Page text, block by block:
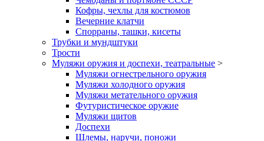
Кофры, чехлы для костюмов
Вечерние клатчи
Спорраны, ташки, кисеты
Трубки и мундштуки
Трости
Муляжи оружия и доспехи, театральные >
Муляжи огнестрельного оружия
Муляжи холодного оружия
Муляжи метательного оружия
Футуристическое оружие
Муляжи щитов
Доспехи
Шлемы, наручи, поножи